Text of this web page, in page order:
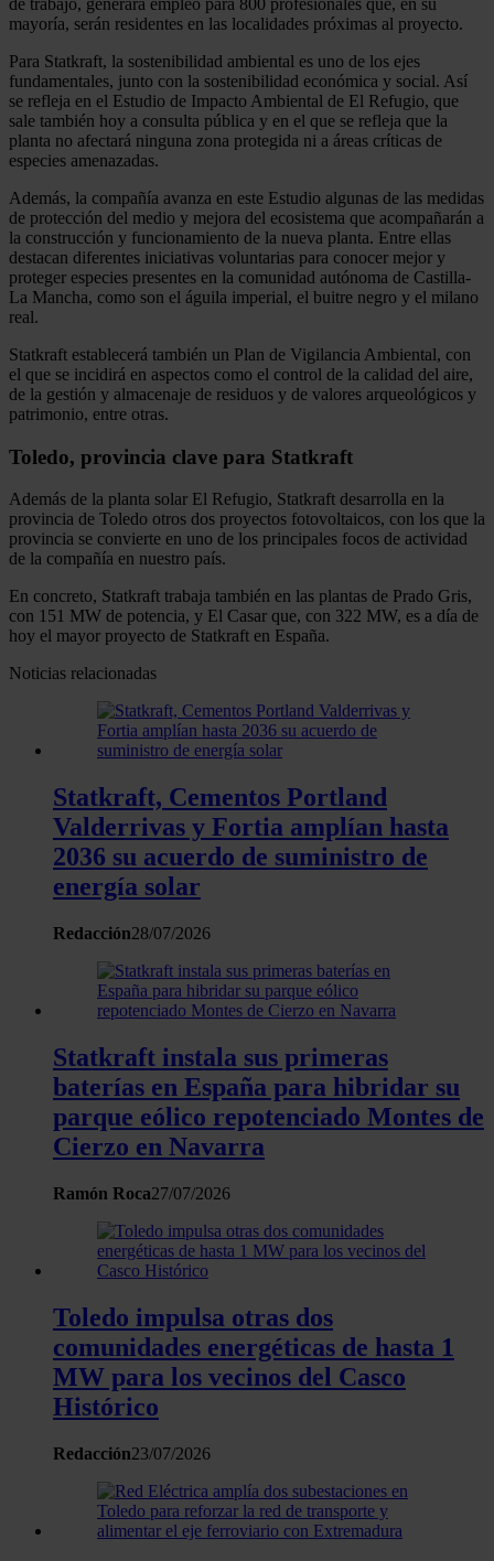
mayoría, serán residentes en las localidades próximas al proyecto.
Para Statkraft, la sostenibilidad ambiental es uno de los ejes
fundamentales, junto con la sostenibilidad económica y social. Así
se refleja en el Estudio de Impacto Ambiental de El Refugio, que
sale también hoy a consulta pública y en el que se refleja que la
planta no afectará ninguna zona protegida ni a áreas críticas de
especies amenazadas.
Además, la compañía avanza en este Estudio algunas de las medidas
de protección del medio y mejora del ecosistema que acompañarán a
la construcción y funcionamiento de la nueva planta. Entre ellas
destacan diferentes iniciativas voluntarias para conocer mejor y
proteger especies presentes en la comunidad autónoma de Castilla-
La Mancha, como son el águila imperial, el buitre negro y el milano
real.
Statkraft establecerá también un Plan de Vigilancia Ambiental, con
el que se incidirá en aspectos como el control de la calidad del aire,
de la gestión y almacenaje de residuos y de valores arqueológicos y
patrimonio, entre otras.
Toledo, provincia clave para Statkraft
Además de la planta solar El Refugio, Statkraft desarrolla en la
provincia de Toledo otros dos proyectos fotovoltaicos, con los que la
provincia se convierte en uno de los principales focos de actividad
de la compañía en nuestro país.
En concreto, Statkraft trabaja también en las plantas de Prado Gris,
con 151 MW de potencia, y El Casar que, con 322 MW, es a día de
hoy el mayor proyecto de Statkraft en España.
Noticias relacionadas
Statkraft, Cementos Portland
Valderrivas y Fortia amplían hasta
2036 su acuerdo de suministro de
energía solar
Redacción28/07/2026
Statkraft instala sus primeras
baterías en España para hibridar su
parque eólico repotenciado Montes de
Cierzo en Navarra
Ramón Roca27/07/2026
Toledo impulsa otras dos
comunidades energéticas de hasta 1
MW para los vecinos del Casco
Histórico
Redacción23/07/2026